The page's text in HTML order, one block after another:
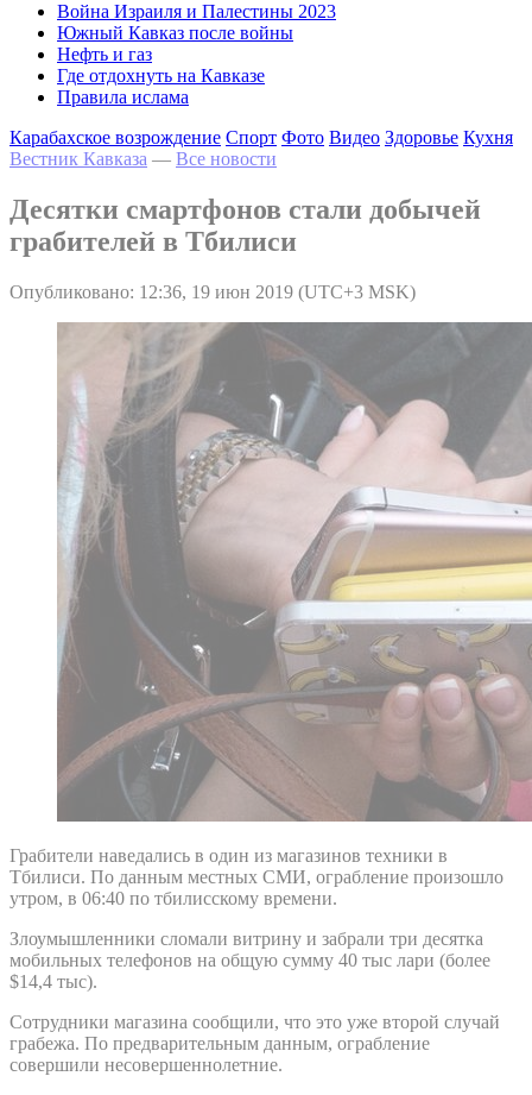
Война Израиля и Палестины 2023
Южный Кавказ после войны
Нефть и газ
Где отдохнуть на Кавказе
Правила ислама
Карабахское возрождение Спорт Фото Видео Здоровье Кухня
Вестник Кавказа — Все новости
Десятки смартфонов стали добычей
грабителей в Тбилиси
Опубликовано: 12:36, 19 июн 2019 (UTC+3 MSK)
Грабители наведались в один из магазинов техники в
Тбилиси. По данным местных СМИ, ограбление произошло
утром, в 06:40 по тбилисскому времени.
Злоумышленники сломали витрину и забрали три десятка
мобильных телефонов на общую сумму 40 тыс лари (более
$14,4 тыс).
Сотрудники магазина сообщили, что это уже второй случай
грабежа. По предварительным данным, ограбление
совершили несовершеннолетние.